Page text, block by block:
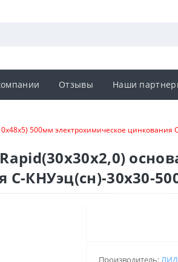
Отзывы Наши
500мм электрохимическое цинкования
КНУэц(сн)-30х30-
Производитель: